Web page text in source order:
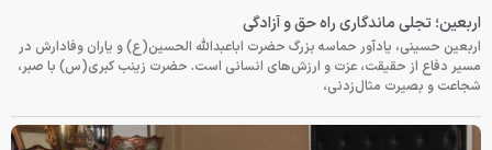
اربعین؛ تجلی ماندگاری راه حق و آزادگی
اربعین حسینی، یادآور حماسه بزرگ حضرت اباعبدالله الحسین(ع) و یاران وفادارش در
مسیر دفاع از حقیقت، عزت و ارزش‌های انسانی است. حضرت زینب کبری(س) با صبر،
شجاعت و بصیرت مثال‌زدنی،